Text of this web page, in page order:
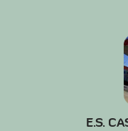
E.S.